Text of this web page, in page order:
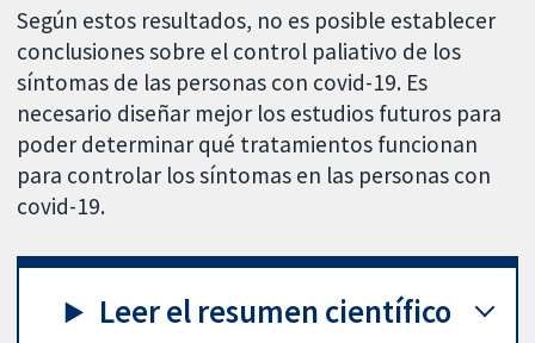
Según estos resultados, no es posible establecer
conclusiones sobre el control paliativo de los
síntomas de las personas con covid-19. Es
necesario diseñar mejor los estudios futuros para
poder determinar qué tratamientos funcionan
para controlar los síntomas en las personas con
covid-19.
Leer el resumen científico